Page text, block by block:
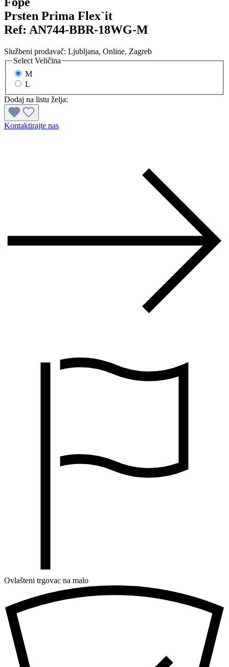
Prsten Prima Flex`it
Ref: AN744-BBR-18WG-M
Službeni prodavač: Ljubljana, Online, Zagreb
Select Veličina
M
L
Dodaj na listu želja:
Kontaktirajte nas
Ovlašteni trgovac na malo